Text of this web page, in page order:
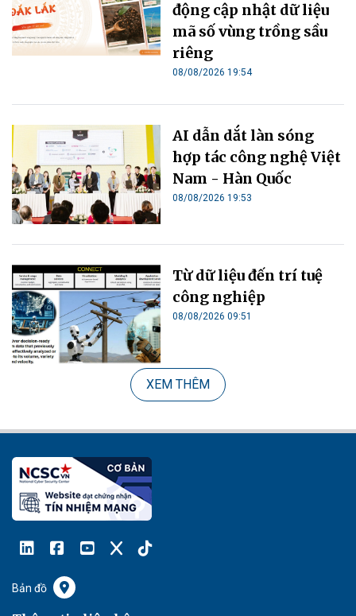
động cập nhật dữ liệu
mã số vùng trồng sầu
riêng
08/08/2026 19:54
AI dẫn dắt làn sóng
hợp tác công nghệ Việt
Nam - Hàn Quốc
08/08/2026 19:53
Từ dữ liệu đến trí tuệ
công nghiệp
08/08/2026 09:51
XEM THÊM
Bản đồ